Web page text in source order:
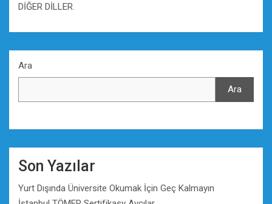
DİĞER DİLLER.
Ara
Ara
Son Yazılar
Yurt Dışında Üniversite Okumak İçin Geç Kalmayın